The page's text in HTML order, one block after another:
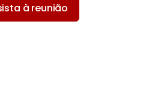
à reunião